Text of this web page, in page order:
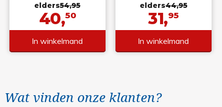
elders54,95
40,50
In winkelmand
elders44,95
31,95
In winkelmand
Wat vinden onze klanten?